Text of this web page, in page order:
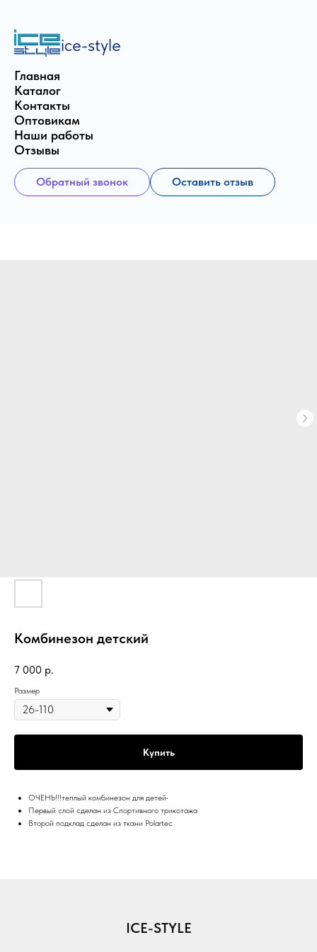
ice-style
Главная
Каталог
Контакты
Оптовикам
Наши работы
Отзывы
Обратный звонок Оставить отзыв
Комбинезон детский
7 000 р.
Размер
Купить
ОЧЕНЬ!!!теплый комбинезон для детей•
Первый слой сделан из Спортивного трикотажа
Второй подклад сделан из ткани Polartec
ICE-STYLE